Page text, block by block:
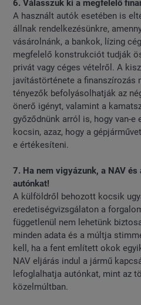
6. Válasszuk ki a megfelelő
A használt autók esetében is
állnak rendelkezésünkre,
vásárolnánk, a bankok, lízing
megfelelő konstrukciót tudják
privát vagy céges vételről. A
javítástörténete a finanszírozás
tényezők befolyásolhatják az
önerő igényt, valamint a
győződnünk arról is, hogy van-
kocsin, azaz, hogy a
e értékesíteni.
7. Ha nem vigyázunk, a NAV
autónkat!
A külföldről behozott kocsik
eredetiségvizsgálaton a
függetlenül nem lehetünk
minden adata és a múltja
kell, ha a fent említett okok
NAV eljárás indul a jármű
lefoglalhatja autónkat, mint az
közelmúltban.